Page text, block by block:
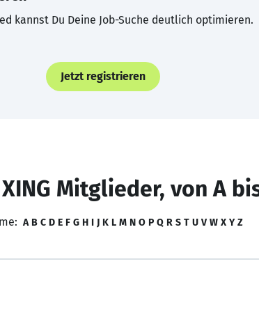
kannst Du Deine Job-Suche deutlich optimieren.
Jetzt registrieren
Mitglieder, von A
A B C D E F G H I J K L M N O P Q R S T U V W X Y Z